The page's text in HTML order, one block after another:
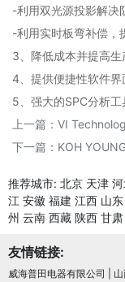
-利用双光源投影解决
-利用实时板弯补偿，
3、降低成本并提高生
4、提供便捷性软件界
5、强大的SPC分析工
上一篇： VI
下一篇： KOH
推荐城市: 北京 天津
江 安徽 福建 江西 山东
州 云南 西藏 陕西 甘肃
友情链接:
威海普田电器有限公司